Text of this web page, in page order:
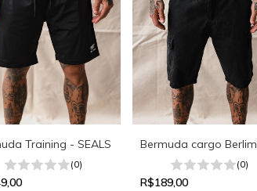
Training - SEALS
(0)
Bermuda cargo Berlim
(0)
R$189,00